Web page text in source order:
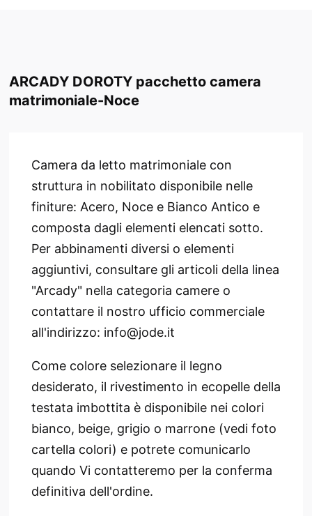
ARCADY DOROTY pacchetto camera
matrimoniale-Noce
Camera da letto matrimoniale con
struttura in nobilitato disponibile nelle
finiture: Acero, Noce e Bianco Antico e
composta dagli elementi elencati sotto.
Per abbinamenti diversi o elementi
aggiuntivi, consultare gli articoli della linea
"Arcady" nella categoria camere o
contattare il nostro ufficio commerciale
all'indirizzo: info@jode.it
Come colore selezionare il legno
desiderato, il rivestimento in ecopelle della
testata imbottita è disponibile nei colori
bianco, beige, grigio o marrone (vedi foto
cartella colori) e potrete comunicarlo
quando Vi contatteremo per la conferma
definitiva dell'ordine.